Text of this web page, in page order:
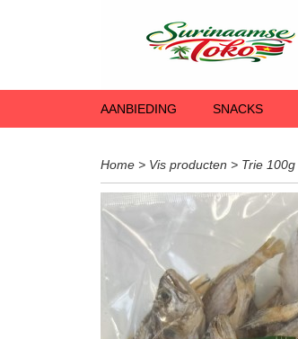
AANBIEDING SNACKS
Home > Vis producten > Trie 100g